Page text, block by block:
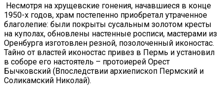
Несмотря на хрущевские гонения, начавшиеся в конце
1950-х годов, храм постепенно приобретал утраченное
благолепие: были покрыты сусальным золотом кресты
на куполах, обновлены настенные росписи, мастерами из
Оренбурга изготовлен резной, позолоченный иконостас.
Тайно от властей иконостас привез в Пермь и установил
в соборе его настоятель – протоиерей Орест
Бычковский (Впоследствии архиепископ Пермский и
Соликамский Николай).